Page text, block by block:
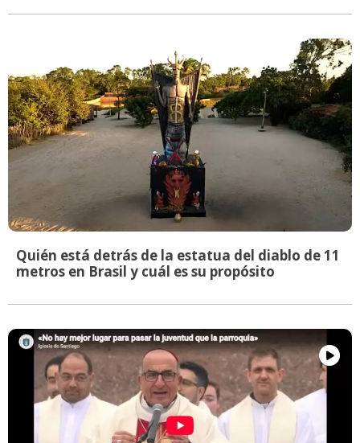
Quién está detrás de la estatua del diablo de 11
metros en Brasil y cuál es su propósito